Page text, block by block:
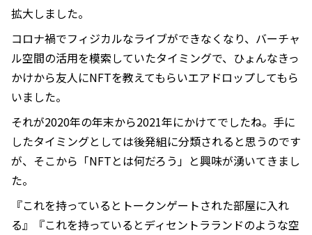
拡大しました。
コロナ禍でフィジカルなライブができなくなり、バーチャ
ル空間の活用を模索していたタイミングで、ひょんなきっ
かけから友人にNFTを教えてもらいエアドロップしてもら
いました。
それが2020年の年末から2021年にかけてでしたね。手に
したタイミングとしては後発組に分類されると思うのです
が、そこから「NFTとは何だろう」と興味が湧いてきまし
た。
『これを持っているとトークンゲートされた部屋に入れ
る』『これを持っているとディセントラランドのような空